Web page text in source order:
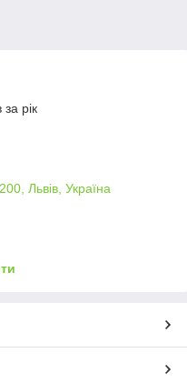
рік
Львів, Україна